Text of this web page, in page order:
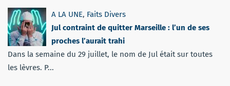
A LA UNE, Faits Divers
Jul contraint de quitter Marseille : l’un de ses
proches l’aurait trahi
Dans la semaine du 29 juillet, le nom de Jul était sur toutes
les lèvres. P...